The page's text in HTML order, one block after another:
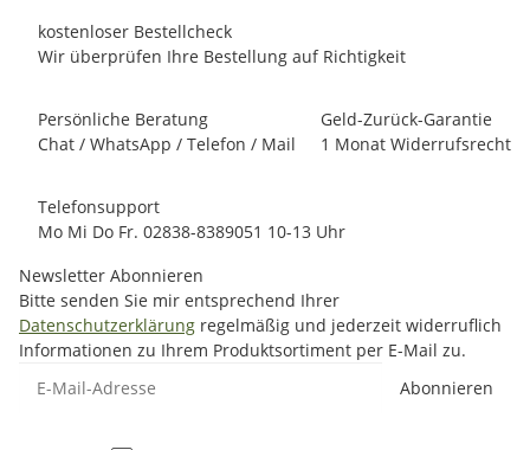
kostenloser Bestellcheck
Wir überprüfen Ihre Bestellung auf Richtigkeit
Persönliche Beratung
Chat / WhatsApp / Telefon / Mail
Geld-Zurück-Garantie
1 Monat Widerrufsrecht
Telefonsupport
Mo Mi Do Fr. 02838-8389051 10-13 Uhr
Newsletter Abonnieren
Bitte senden Sie mir entsprechend Ihrer
Datenschutzerklärung regelmäßig und jederzeit widerruflich
Informationen zu Ihrem Produktsortiment per E-Mail zu.
Abonnieren